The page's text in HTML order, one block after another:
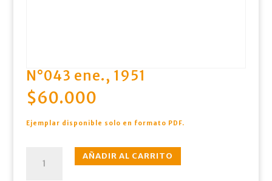
N°043 ene., 1951
$60.000
Ejemplar disponible solo en formato PDF.
ene.,
AÑADIR AL CARRITO